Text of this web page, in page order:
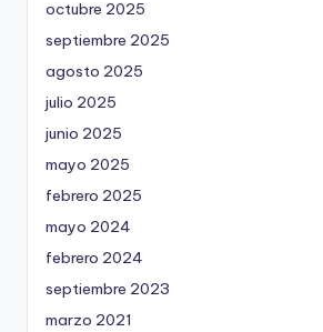
octubre 2025
septiembre 2025
agosto 2025
julio 2025
junio 2025
mayo 2025
febrero 2025
mayo 2024
febrero 2024
septiembre 2023
marzo 2021